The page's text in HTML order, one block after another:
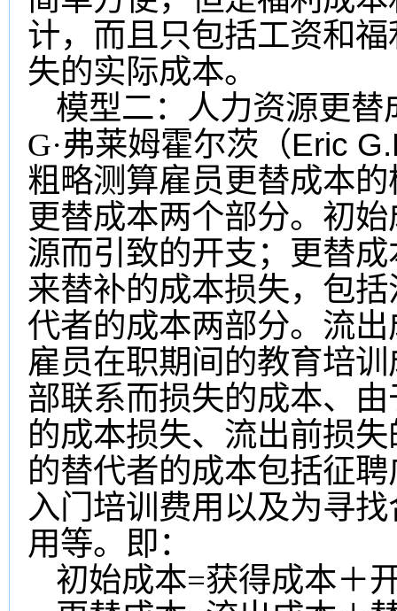
计，而且只包括工资和
失的实际成本。
模型二：人力资源更
G·弗莱姆霍尔茨（Eric
粗略测算雇员更替成本
更替成本两个部分。初
源而引致的开支；更替
来替补的成本损失，包
代者的成本两部分。流
雇员在职期间的教育培
部联系而损失的成本、
的成本损失、流出前损
的替代者的成本包括征
入门培训费用以及为寻
用等。即：
初始成本=获得成本＋